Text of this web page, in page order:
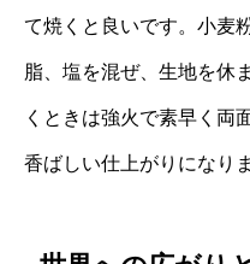
て焼くと良いです。小麦
脂、塩を混ぜ、生地を休
くときは強火で素早く両
香ばしい仕上がりになりま